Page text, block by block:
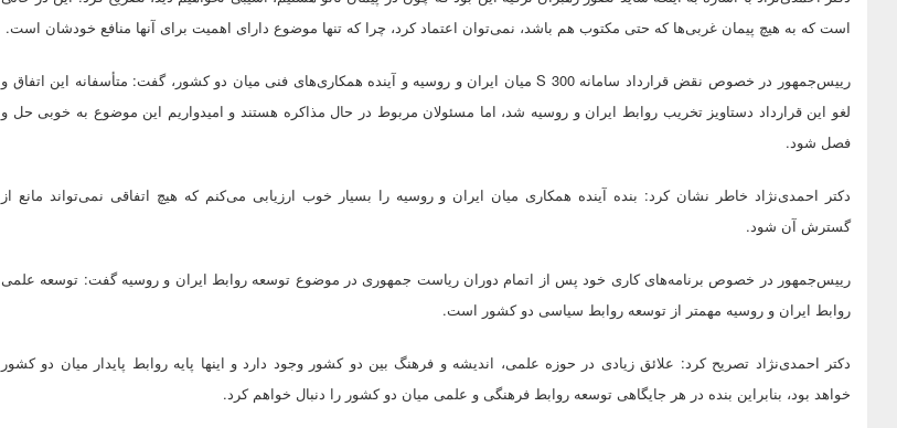
است که به هیچ پیمان غربی‌ها که حتی مکتوب هم باشد، نمی‌توان اعتماد کرد، چرا که تنها موضوع دارای اهمیت برای آنها منافع خودشان است.
رییس‌جمهور در خصوص نقض قرارداد سامانه S 300 میان ایران و روسیه و آینده همکاری‌های فنی میان دو کشور، گفت: متأسفانه این اتفاق و
لغو این قرارداد دستاویز تخریب روابط ایران و روسیه شد، اما مسئولان مربوط در حال مذاکره هستند و امیدواریم این موضوع به خوبی حل و
فصل شود.
دکتر احمدی‌نژاد خاطر نشان کرد: بنده آینده همکاری میان ایران و روسیه را بسیار خوب ارزیابی می‌کنم که هیچ اتفاقی نمی‌تواند مانع از
گسترش آن شود.
رییس‌جمهور در خصوص برنامه‌های کاری خود پس از اتمام دوران ریاست جمهوری در موضوع توسعه روابط ایران و روسیه گفت: توسعه علمی
روابط ایران و روسیه مهمتر از توسعه روابط سیاسی دو کشور است.
دکتر احمدی‌نژاد تصریح کرد: علائق زیادی در حوزه علمی، اندیشه و فرهنگ بین دو کشور وجود دارد و اینها پایه روابط پایدار میان دو کشور
خواهد بود، بنابراین بنده در هر جایگاهی توسعه روابط فرهنگی و علمی میان دو کشور را دنبال خواهم کرد.